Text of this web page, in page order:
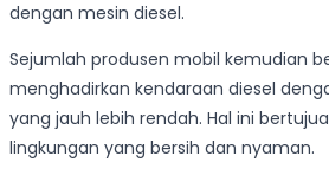
dengan mesin diesel.
Sejumlah produsen mobil kemudian
menghadirkan kendaraan diesel
yang jauh lebih rendah. Hal ini
lingkungan yang bersih dan nyaman.